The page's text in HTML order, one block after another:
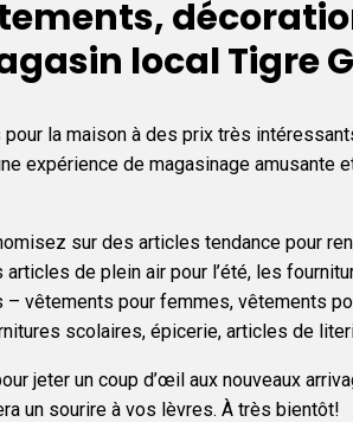
local Tigre
la maison à des prix très
expérience de magasinage
sur des articles tendance pour
de plein air pour l’été, les
vêtements pour femmes, vêtements
scolaires, épicerie, articles de
jeter un coup d’œil aux nouveaux
un sourire à vos lèvres. À très bientôt!